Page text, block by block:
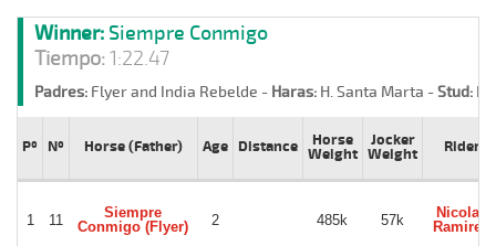
Winner: Siempre Conmigo
Tiempo:1:22.47
Padres: Flyer and India Rebelde - Haras: H. Santa Marta -Stud:
Pº Nº Horse (Father) Age Distance
Horse
Weight
Jocker
Weight
Rider
1 11
Siempre
Conmigo (Flyer)
2 485k 57k
Nicolas
Ramirez